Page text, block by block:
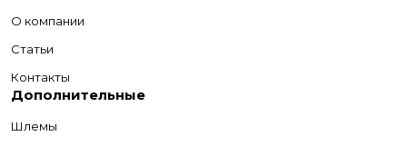
О компании
Статьи
Контакты
Дополнительные
Шлемы